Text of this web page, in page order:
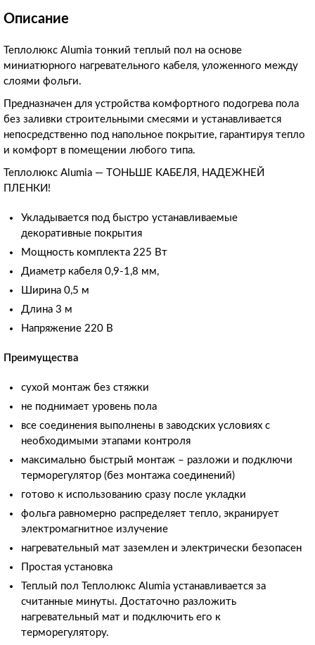
Описание
Теплолюкс Alumia тонкий теплый пол на основе
миниатюрного нагревательного кабеля, уложенного между
слоями фольги.
Предназначен для устройства комфортного подогрева пола
без заливки строительными смесями и устанавливается
непосредственно под напольное покрытие, гарантируя тепло
и комфорт в помещении любого типа.
Теплолюкс Alumia — ТОНЬШЕ КАБЕЛЯ, НАДЕЖНЕЙ
ПЛЕНКИ!
Укладывается под быстро устанавливаемые
декоративные покрытия
Мощность комплекта 225 Вт
Диаметр кабеля 0,9-1,8 мм,
Ширина 0,5 м
Длина 3 м
Напряжение 220 В
Преимущества
сухой монтаж без стяжки
не поднимает уровень пола
все соединения выполнены в заводских условиях с
необходимыми этапами контроля
максимально быстрый монтаж – разложи и подключи
терморегулятор (без монтажа соединений)
готово к использованию сразу после укладки
фольга равномерно распределяет тепло, экранирует
электромагнитное излучение
нагревательный мат заземлен и электрически безопасен
Простая установка
Теплый пол Теплолюкс Alumia устанавливается за
считанные минуты. Достаточно разложить
нагревательный мат и подключить его к
терморегулятору.